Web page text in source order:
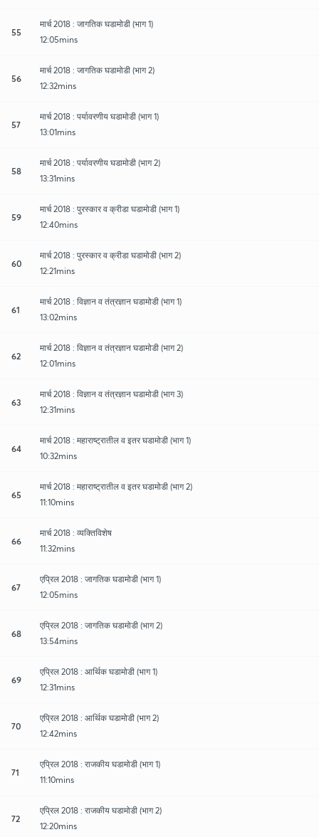
55
मार्च 2018 : जागतिक घडामोडी (भाग 1)
12:05mins
56
मार्च 2018 : जागतिक घडामोडी (भाग 2)
12:32mins
57
मार्च 2018 : पर्यावरणीय घडामोडी (भाग 1)
13:01mins
58
मार्च 2018 : पर्यावरणीय घडामोडी (भाग 2)
13:31mins
59
मार्च 2018 : पुरस्कार व क्रीडा घडामोडी (भाग 1)
12:40mins
60
मार्च 2018 : पुरस्कार व क्रीडा घडामोडी (भाग 2)
12:21mins
61
मार्च 2018 : विज्ञान व तंत्रज्ञान घडामोडी (भाग 1)
13:02mins
62
मार्च 2018 : विज्ञान व तंत्रज्ञान घडामोडी (भाग 2)
12:01mins
63
मार्च 2018 : विज्ञान व तंत्रज्ञान घडामोडी (भाग 3)
12:31mins
64
मार्च 2018 : महाराष्ट्रातील व इतर घडामोडी (भाग 1)
10:32mins
65
मार्च 2018 : महाराष्ट्रातील व इतर घडामोडी (भाग 2)
11:10mins
66
मार्च 2018 : व्यक्तिविशेष
11:32mins
67
एप्रिल 2018 : जागतिक घडामोडी (भाग 1)
12:05mins
68
एप्रिल 2018 : जागतिक घडामोडी (भाग 2)
13:54mins
69
एप्रिल 2018 : आर्थिक घडामोडी (भाग 1)
12:31mins
70
एप्रिल 2018 : आर्थिक घडामोडी (भाग 2)
12:42mins
71
एप्रिल 2018 : राजकीय घडामोडी (भाग 1)
11:10mins
72
एप्रिल 2018 : राजकीय घडामोडी (भाग 2)
12:20mins